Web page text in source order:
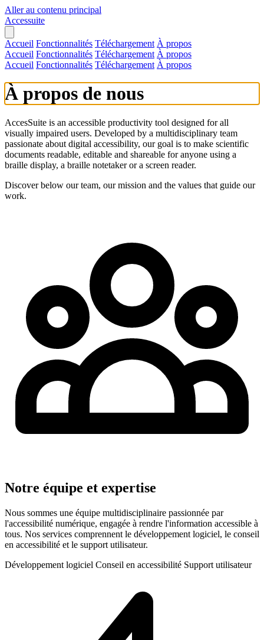
Aller au contenu principal
Accessuite
Accueil Fonctionnalités Téléchargement À propos
Accueil Fonctionnalités Téléchargement À propos
Accueil Fonctionnalités Téléchargement À propos
À propos de nous
AccesSuite is an accessible productivity tool designed for all
visually impaired users. Developed by a multidisciplinary team
passionate about digital accessibility, our goal is to make scientific
documents readable, editable and shareable for anyone using a
braille display, a braille notetaker or a screen reader.
Discover below our team, our mission and the values that guide our
work.
Notre équipe et expertise
Nous sommes une équipe multidisciplinaire passionnée par
l'accessibilité numérique, engagée à rendre l'information accessible à
tous. Nos services comprennent le développement logiciel, le conseil
en accessibilité et le support utilisateur.
Développement logiciel Conseil en accessibilité Support utilisateur